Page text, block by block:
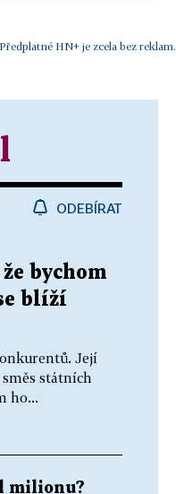
Předplatné HN+ je zcela bez reklam.
ODEBÍRAT
bychom
blíží
Její
státních
ho...
milionu?